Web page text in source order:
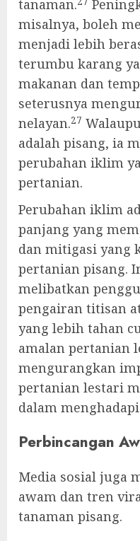
tanaman.
misalnya, boleh
menjadi lebih
terumbu karang
makanan dan
seterusnya
nelayan.27
adalah pisang, ia
perubahan iklim
pertanian.
Perubahan iklim
panjang yang
dan mitigasi yang
pertanian pisang.
melibatkan
pengairan titisan
yang lebih tahan
amalan pertanian
mengurangkan
pertanian lestari
dalam
Perbincangan
Media sosial juga
awam dan tren
tanaman pisang.